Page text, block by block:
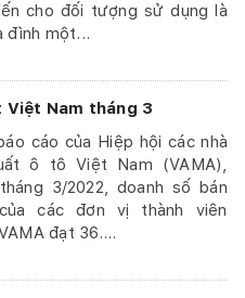
cho đối tượng sử dụng là
đình một...
Việt Nam tháng 3
cáo của Hiệp hội các nhà
ô tô Việt Nam (VAMA),
3/2022, doanh số bán
các đơn vị thành viên
đạt 36....